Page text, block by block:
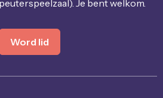
Je bent welkom.
Word lid